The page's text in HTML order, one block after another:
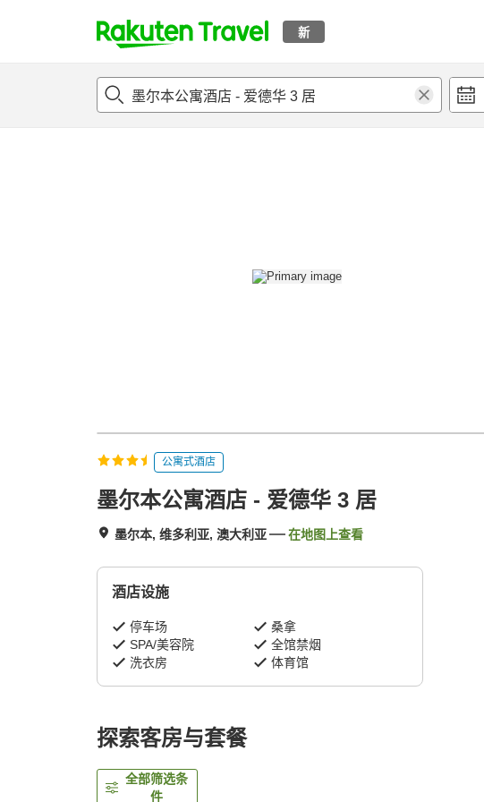
新
t
p
概况 客房及住宿套餐评论 设施
公寓式酒店
墨尔本公寓酒店 - 爱德华 3 居
墨尔本, 维多利亚, 澳大利亚 在地图上查看
酒店设施
停车场
桑拿
SPA/美容院
全馆禁烟
洗衣房
体育馆
探索客房与套餐
全部筛选条
件